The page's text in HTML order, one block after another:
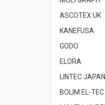
ASCOTEX UK
KANEFUSA
GODO
ELORA
LINTEC JAPAN
BOLIM EL-TEC